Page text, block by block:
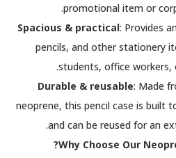
promotional item or
Spacious & practical: Provides
pencils, and other stationery
students, office workers,
Durable & reusable: Made
neoprene, this pencil case is built
and can be reused for an
Why Choose Our